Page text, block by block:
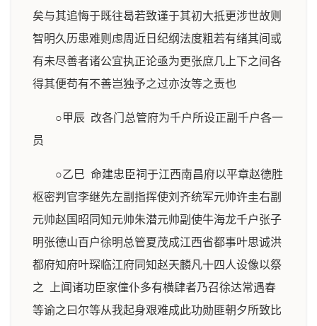
矣与其追悔于既往曷若致谨于其初大抵更涉世故则
智明久历患难则虑周近日纪纲法度粗若有绪其间或
有未尽善者诸公宜执正论亟为更张庶几上下之间各
得其便苟有不善岂独予之过亦汝等之责也
○甲辰 改各门总管府为千户所设正副千户各一
员
○乙巳 命建忠臣祠于江西南昌府以平章赵德胜
枢密判官李继先左副指挥使刘齐统军元帅许圭右副
元帅赵国昭同知元帅朱潜元帅副使牛海龙千户张子
明张德山百户徐明总管夏茂成江西省都事叶思诚洪
都府知府叶琛临江府同知赵天麟凡十四人设像以祭
之 上闻诸功臣家僮仆多有横肆者乃召徐达常遇春
等谕之曰尔等从我起身艰难成此功勋匪朝夕所致比